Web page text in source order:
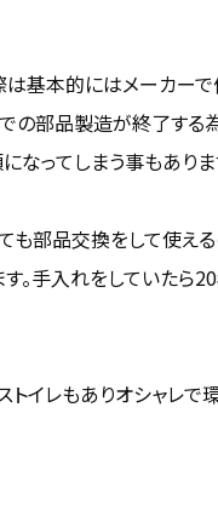
基本的にはメーカーで
の部品製造が終了する
ってしまう事もありま
も部品交換をして使える
す。手入れをしていたら
トイレもありオシャレ